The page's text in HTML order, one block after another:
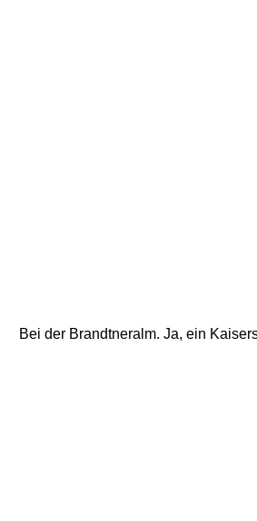
Bei der Brandtneralm. Ja, ein